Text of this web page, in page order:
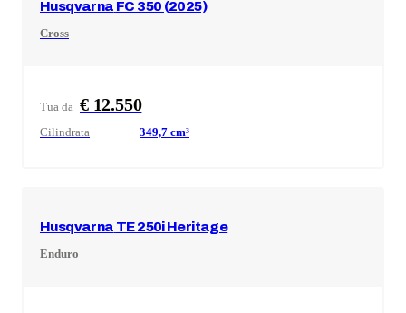
Husqvarna FC 350 (2025)
Cross
Tua da € 12.550
Cilindrata 349,7 cm³
Husqvarna TE 250i Heritage
Enduro